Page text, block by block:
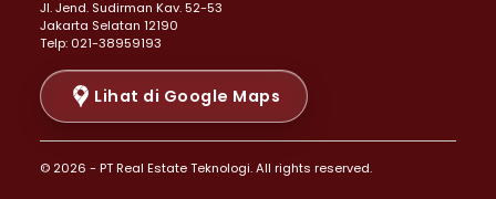
Properti Dijual di Senen >
Properti Dijual di Tanah Abang >
Properti Dijual di Cikini >
Properti Dijual di Kramat >
Properti Dijual di Pasar Baru >
Properti Dijual di Bendungan Hilir >
Properti Dijual di Jakarta Selatan >
JI. Jend. Sudirman Kav. 52-53
Jakarta Selatan 12190
Telp: 021-38959193
Lihat di Google Maps
© 2026 - PT Real Estate Teknologi. All rights reserved.